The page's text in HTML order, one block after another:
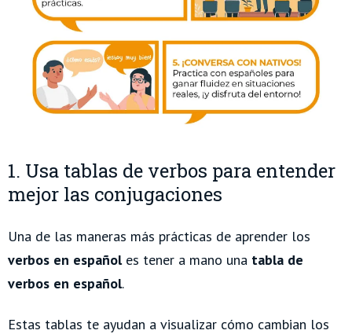
1. Usa tablas de verbos para entender
mejor las conjugaciones
Una de las maneras más prácticas de aprender los
verbos en españoles tener a mano una tabla de
verbos en español.
Estas tablas te ayudan a visualizar cómo cambian los